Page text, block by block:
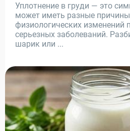
Уплотнение в груди — это
может иметь разные
физиологических
серьезных заболеваний.
шарик или ...